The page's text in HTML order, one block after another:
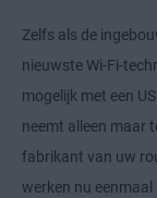
Zelfs als de
nieuwste Wi-Fi-
mogelijk met een
neemt alleen maar
fabrikant van uw
werken nu